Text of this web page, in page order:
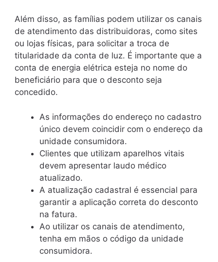
Além disso, as famílias podem utilizar os canais
de atendimento das distribuidoras, como sites
ou lojas físicas, para solicitar a troca de
titularidade da conta de luz. É importante que a
conta de energia elétrica esteja no nome do
beneficiário para que o desconto seja
concedido.
As informações do endereço no cadastro
único devem coincidir com o endereço da
unidade consumidora.
Clientes que utilizam aparelhos vitais
devem apresentar laudo médico
atualizado.
A atualização cadastral é essencial para
garantir a aplicação correta do desconto
na fatura.
Ao utilizar os canais de atendimento,
tenha em mãos o código da unidade
consumidora.